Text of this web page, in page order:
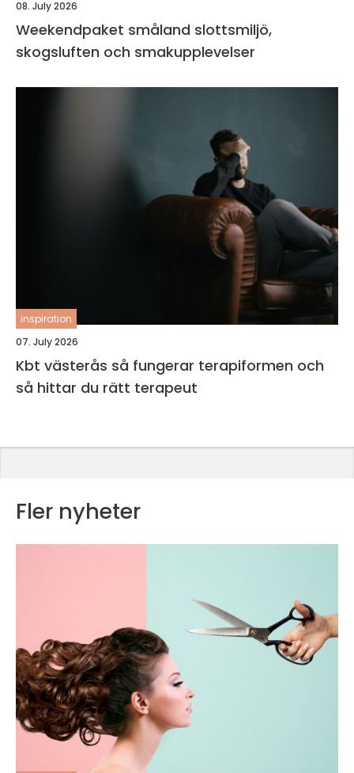
08. July 2026
Weekendpaket småland slottsmiljö,
skogsluften och smakupplevelser
inspiration
07. July 2026
Kbt västerås så fungerar terapiformen och
så hittar du rätt terapeut
Fler nyheter